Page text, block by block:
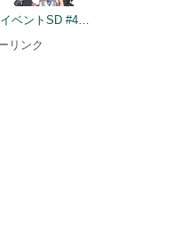
イベントSD #407
リンク